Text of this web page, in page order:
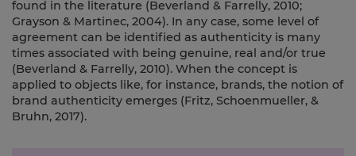
found in the literature (Beverland & Farrelly, 2010;
Grayson & Martinec, 2004). In any case, some level of
agreement can be identified as authenticity is many
times associated with being genuine, real and/or true
(Beverland & Farrelly, 2010). When the concept is
applied to objects like, for instance, brands, the notion of
brand authenticity emerges (Fritz, Schoenmueller, &
Bruhn, 2017).